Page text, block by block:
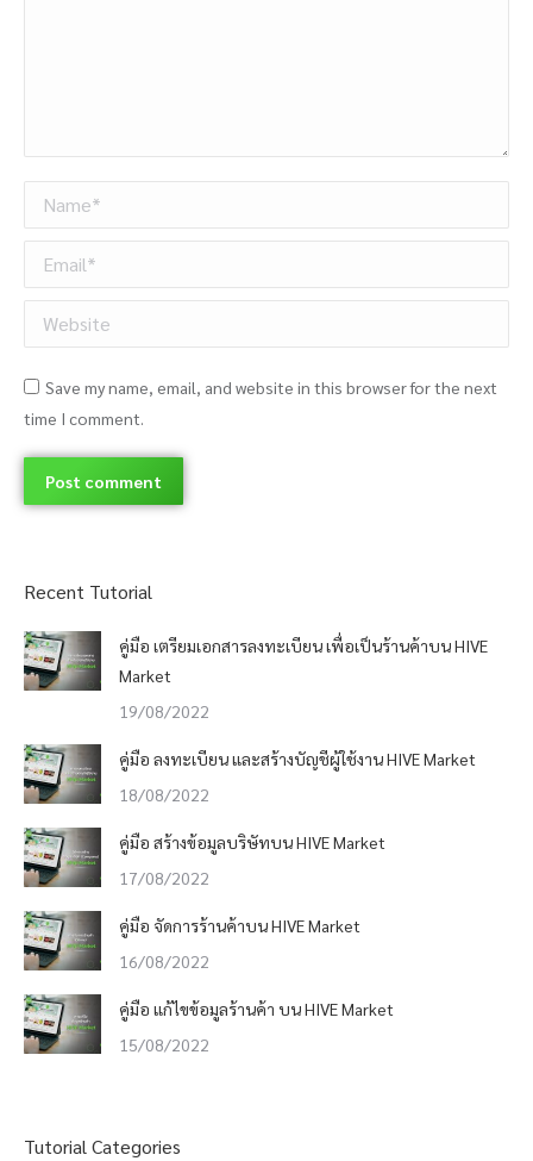
Name *
Email *
Website
Save my name, email, and website in this browser for the next
time I comment.
Post comment
Recent Tutorial
คู่มือ เตรียมเอกสารลงทะเบียน เพื่อเป็นร้านค้าบน HIVE
Market
19/08/2022
คู่มือ ลงทะเบียน และสร้างบัญชีผู้ใช้งาน HIVE Market
18/08/2022
คู่มือ สร้างข้อมูลบริษัทบน HIVE Market
17/08/2022
คู่มือ จัดการร้านค้าบน HIVE Market
16/08/2022
คู่มือ แก้ไขข้อมูลร้านค้า บน HIVE Market
15/08/2022
Tutorial Categories